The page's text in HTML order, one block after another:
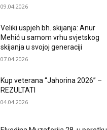
09.04.2026
Veliki uspjeh bh. skijanja: Anur
Mehić u samom vrhu svjetskog
skijanja u svojoj generaciji
07.04.2026
Kup veterana “Jahorina 2026” –
REZULTATI
04.04.2026